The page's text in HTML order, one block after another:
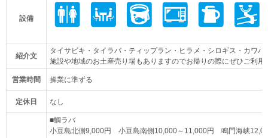
設備
紹介文
タイサビキ・タイラバ・ティップラン・ヒラメ・シロギス・カワ
施設や地域のお土産売り場もありますのでお帰りの際にぜひご利用
営業時間 操業に準ずる
定休日 なし
■鯛ラバ
小豆島北側9,000円 小豆島南側10,000～11,000円 鳴門海峡